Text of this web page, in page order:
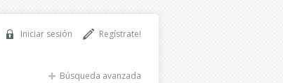
Regístrate!
Iniciar sesión
Búsqueda avanzada